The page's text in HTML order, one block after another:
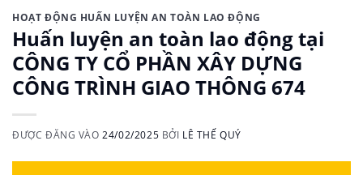
HOẠT ĐỘNG HUẤN LUYỆN AN TOÀN LAO ĐỘNG
Huấn luyện an toàn lao động tại
CÔNG TY CỔ PHẦN XÂY DỰNG
CÔNG TRÌNH GIAO THÔNG 674
ĐƯỢC ĐĂNG VÀO24/02/2025 BỞI LÊ THẾ QUÝ